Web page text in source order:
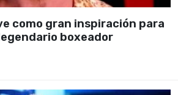
como gran inspiración para
boxeador